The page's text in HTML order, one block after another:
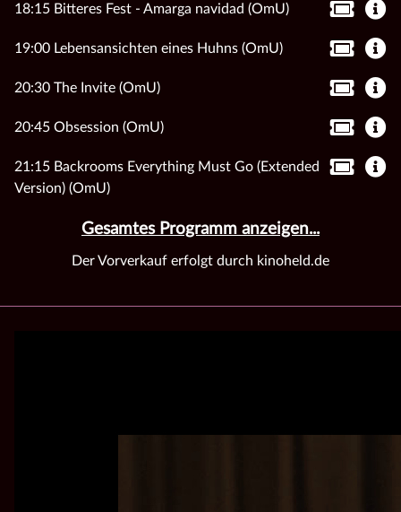
18:15 Bitteres Fest - Amarga navidad (OmU)
19:00 Lebensansichten eines Huhns (OmU)
20:30 The Invite (OmU)
20:45 Obsession (OmU)
21:15 Backrooms Everything Must Go (Extended
Version) (OmU)
Gesamtes Programm anzeigen...
Der Vorverkauf erfolgt durch kinoheld.de